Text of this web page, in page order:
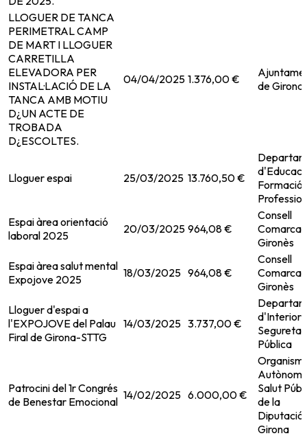
LLOGUER DE TANCA
PERIMETRAL CAMP
DE MART I LLOGUER
CARRETILLA
ELEVADORA PER
INSTAL·LACIÓ DE LA
TANCA AMB MOTIU
D¿UN ACTE DE
TROBADA
D¿ESCOLTES.
04/04/2025 1.376,00 €
de Girona
Lloguer espai 25/03/2025 13.760,50 €
Formació
Espai àrea orientació
laboral 2025
20/03/2025 964,08 €
Consell
Comarcal
Gironès
Espai àrea salut mental
Expojove 2025
18/03/2025 964,08 €
Consell
Comarcal
Gironès
Lloguer d'espai a
l'EXPOJOVE del Palau
Firal de Girona-STTG
14/03/2025 3.737,00 €
d'Interior i
Seguretat
Pública
Patrocini del 1r Congrés
de Benestar Emocional 14/02/2025 6.000,00 €
Autònom
Salut
de la
Diputació
Girona